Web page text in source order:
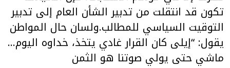
تكون قد انتقلت من تدبير الشأن العام إلى تدبير
التوقيت السياسي للمطالب.ولسان حال المواطن
يقول: “إيلى كان القرار غادي يتخذ، خداوه اليوم…
ماشي حتى يولي صوتنا هو الثمن